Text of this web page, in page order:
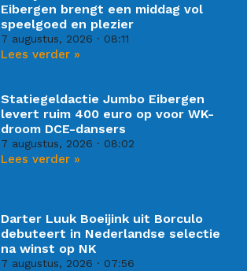
Eibergen brengt een middag vol
speelgoed en plezier
7 augustus, 2026 08:11
Lees verder »
Statiegeldactie Jumbo Eibergen
levert ruim 400 euro op voor WK-
droom DCE-dansers
7 augustus, 2026 08:02
Lees verder »
Darter Luuk Boeijink uit Borculo
debuteert in Nederlandse selectie
na winst op NK
7 augustus, 2026 07:56